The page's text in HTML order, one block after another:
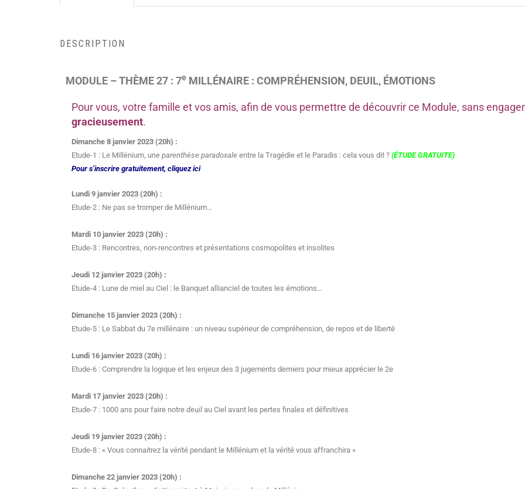
DESCRIPTION
MODULE – THÈME 27 : 7e MILLÉNAIRE : COMPRÉHENSION, DEUIL, ÉMOTIONS
Pour vous, votre famille et vos amis, afin de vous permettre de découvrir ce Module, sans
gracieusement.
Dimanche 8 janvier 2023 (20h) :
Etude-1 : Le Millénium, une parenthèse paradoxale entre la Tragédie et le Paradis : cela vous dit ? (ÉTUDE GRATUITE)
Pour s’inscrire gratuitement, cliquez ici
Lundi 9 janvier 2023 (20h) :
Etude-2 : Ne pas se tromper de Millénium…
Mardi 10 janvier 2023 (20h) :
Etude-3 : Rencontres, non-rencontres et présentations cosmopolites et insolites
Jeudi 12 janvier 2023 (20h) :
Etude-4 : Lune de miel au Ciel : le Banquet allianciel de toutes les émotions…
Dimanche 15 janvier 2023 (20h) :
Etude-5 : Le Sabbat du 7e millénaire : un niveau supérieur de compréhension, de repos et de liberté
Lundi 16 janvier 2023 (20h) :
Etude-6 : Comprendre la logique et les enjeux des 3 jugements derniers pour mieux apprécier le 2e
Mardi 17 janvier 2023 (20h) :
Etude-7 : 1000 ans pour faire notre deuil au Ciel avant les pertes finales et définitives
Jeudi 19 janvier 2023 (20h) :
Etude-8 : « Vous connaitrez la vérité pendant le Millénium et la vérité vous affranchira »
Dimanche 22 janvier 2023 (20h) :